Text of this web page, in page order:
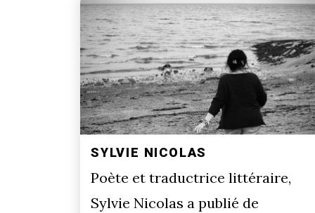
SYLVIE NICOLAS
Poète et traductrice littéraire,
Sylvie Nicolas a publié de